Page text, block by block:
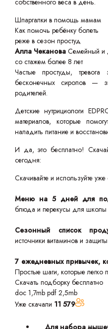
собственного веса в день.
Шпаргалки в помощь мамам
Как помочь ребёнку болеть
реже в сезон простуд
Алла Чеканова Семейный и
со стажем более 8 лет
Частые простуды,
бесконечных сиропов —
родителей.
Детские нутрициологи
материалов, которые
наладить питание и
И да, это бесплатно!
сегодня:
Скачивайте и используйте уже
Меню на 5 дней для
блюда и перекусы для
Сезонный список
источники витаминов и
7 ежедневных привычек,
Простые шаги, которые легко
Скачать подборку бесплатно
doc 1,7mb pdf 2,5mb
Уже скачали 11 579
Для набора